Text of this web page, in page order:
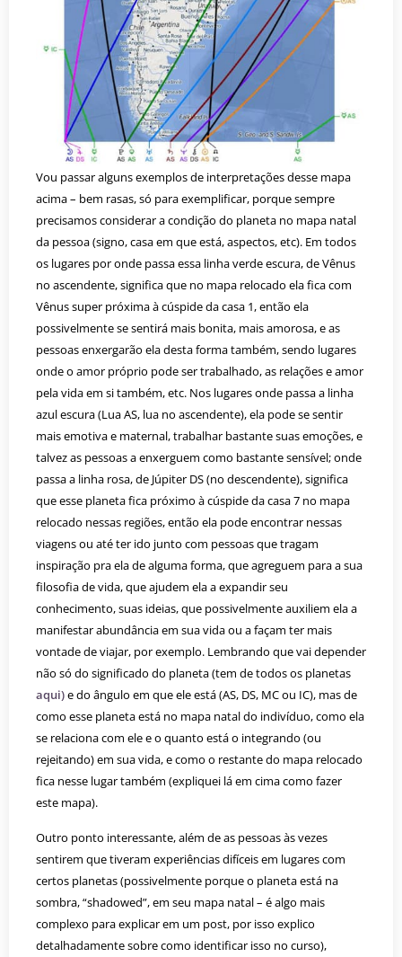
Vou passar alguns exemplos de interpretações desse mapa
acima – bem rasas, só para exemplificar, porque sempre
precisamos considerar a condição do planeta no mapa natal
da pessoa (signo, casa em que está, aspectos, etc). Em todos
os lugares por onde passa essa linha verde escura, de Vênus
no ascendente, significa que no mapa relocado ela fica com
Vênus super próxima à cúspide da casa 1, então ela
possivelmente se sentirá mais bonita, mais amorosa, e as
pessoas enxergarão ela desta forma também, sendo lugares
onde o amor próprio pode ser trabalhado, as relações e amor
pela vida em si também, etc. Nos lugares onde passa a linha
azul escura (Lua AS, lua no ascendente), ela pode se sentir
mais emotiva e maternal, trabalhar bastante suas emoções, e
talvez as pessoas a enxerguem como bastante sensível; onde
passa a linha rosa, de Júpiter DS (no descendente), significa
que esse planeta fica próximo à cúspide da casa 7 no mapa
relocado nessas regiões, então ela pode encontrar nessas
viagens ou até ter ido junto com pessoas que tragam
inspiração pra ela de alguma forma, que agreguem para a sua
filosofia de vida, que ajudem ela a expandir seu
conhecimento, suas ideias, que possivelmente auxiliem ela a
manifestar abundância em sua vida ou a façam ter mais
vontade de viajar, por exemplo. Lembrando que vai depender
não só do significado do planeta (tem de todos os planetas
aqui)e do ângulo em que ele está (AS, DS, MC ou IC), mas de
como esse planeta está no mapa natal do indivíduo, como ela
se relaciona com ele e o quanto está o integrando (ou
rejeitando) em sua vida, e como o restante do mapa relocado
fica nesse lugar também (expliquei lá em cima como fazer
este mapa).
Outro ponto interessante, além de as pessoas às vezes
sentirem que tiveram experiências difíceis em lugares com
certos planetas (possivelmente porque o planeta está na
sombra, “shadowed”, em seu mapa natal – é algo mais
complexo para explicar em um post, por isso explico
detalhadamente sobre como identificar isso no curso),